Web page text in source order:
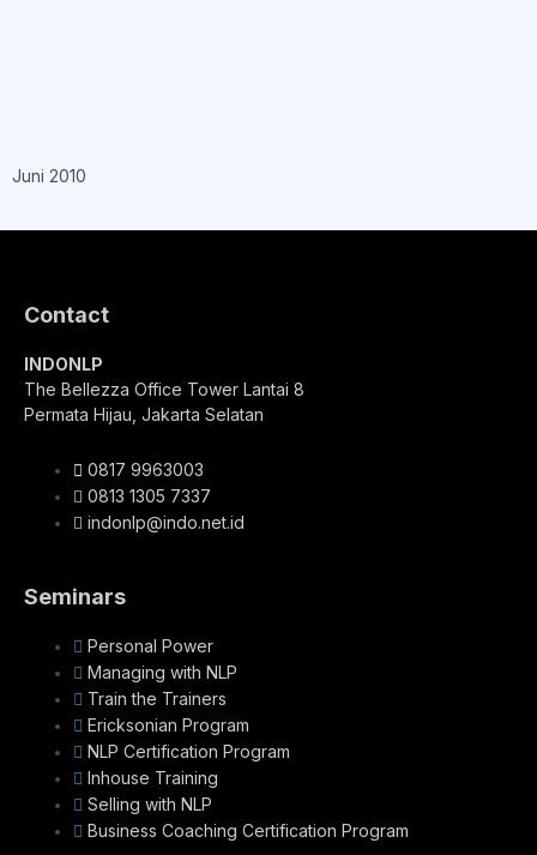
Juni 2010
Contact
INDONLP
The Bellezza Office Tower Lantai 8
Permata Hijau, Jakarta Selatan
0817 9963003
0813 1305 7337
indonlp@indo.net.id
Seminars
Personal Power
Managing with NLP
Train the Trainers
Ericksonian Program
NLP Certification Program
Inhouse Training
Selling with NLP
Business Coaching Certification Program